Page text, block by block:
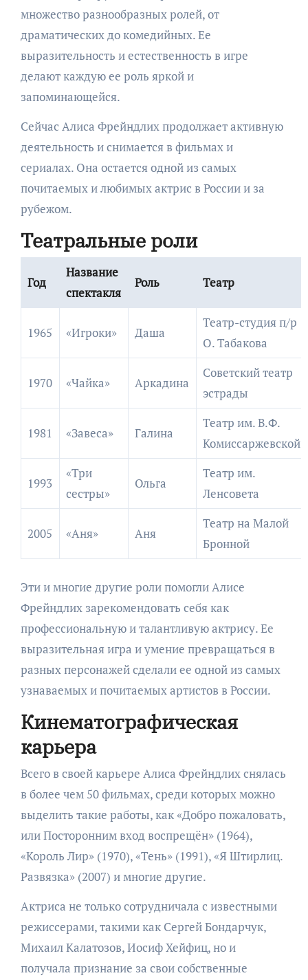
множество разнообразных ролей, от
драматических до комедийных. Ее
выразительность и естественность в игре
делают каждую ее роль яркой и
запоминающейся.
Сейчас Алиса Фрейндлих продолжает активную
деятельность и снимается в фильмах и
сериалах. Она остается одной из самых
почитаемых и любимых актрис в России и за
рубежом.
Театральные роли
Год
Название
спектакля
Роль Театр
1965 «Игроки» Даша
Театр-студия п/р
О. Табакова
1970 «Чайка» Аркадина
Советский театр
эстрады
1981 «Завеса» Галина
Театр им. В.Ф.
Комиссаржевской
1993
«Три
сестры»
Ольга
Театр им.
Ленсовета
2005 «Аня» Аня
Театр на Малой
Бронной
Эти и многие другие роли помогли Алисе
Фрейндлих зарекомендовать себя как
профессиональную и талантливую актрису. Ее
выразительная игра и умение превращаться в
разных персонажей сделали ее одной из самых
узнаваемых и почитаемых артистов в России.
Кинематографическая
карьера
Всего в своей карьере Алиса Фрейндлих снялась
в более чем 50 фильмах, среди которых можно
выделить такие работы, как «Добро пожаловать,
или Посторонним вход воспрещён» (1964),
«Король Лир» (1970), «Тень» (1991), «Я Штирлиц.
Развязка» (2007) и многие другие.
Актриса не только сотрудничала с известными
режиссерами, такими как Сергей Бондарчук,
Михаил Калатозов, Иосиф Хейфиц, но и
получала признание за свои собственные